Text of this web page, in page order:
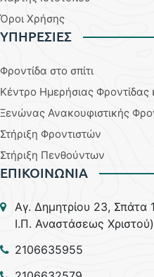
Όροι Χρήσης
YΠΗΡΕΣΙΕΣ
Φροντίδα στο σπίτι
Κέντρο Ημερήσιας
Ξενώνας Ανακουφιστικής
Στήριξη Φροντιστών
Στήριξη Πενθούντων
ΕΠΙΚΟΙΝΩΝΙΑ
Aγ. Δημητρίου 23, Σπάτα
Ι.Π. Αναστάσεως Χριστού)
2106635955